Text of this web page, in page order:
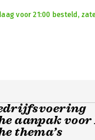
voor 21:00 besteld,
aanpak voor
thema’s